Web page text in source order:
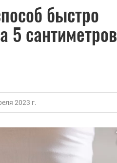
быстро
5 сантиметров
2023 г.